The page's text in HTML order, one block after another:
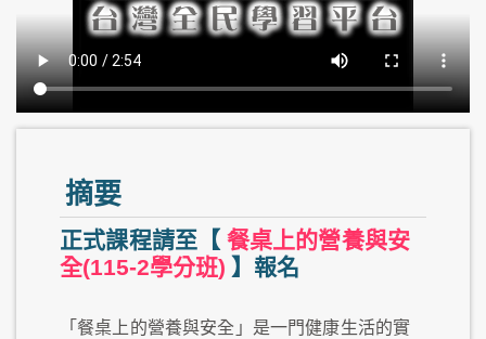
摘要
正式課程請至【 餐桌上的營養與安
全(115-2學分班) 】報名
「餐桌上的營養與安全」是一門健康生活的實